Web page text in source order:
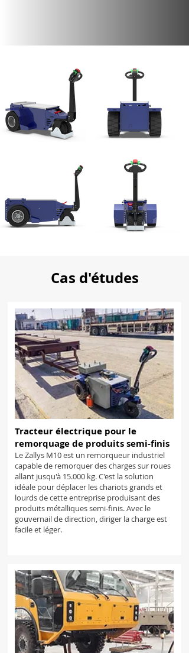
Cas d'études
Tracteur électrique pour le
remorquage de produits semi-finis
Le Zallys M10 est un remorqueur industriel
capable de remorquer des charges sur roues
allant jusqu'à 15.000 kg. C'est la solution
idéale pour déplacer les chariots grands et
lourds de cette entreprise produisant des
produits métalliques semi-finis. Avec le
gouvernail de direction, diriger la charge est
facile et léger.